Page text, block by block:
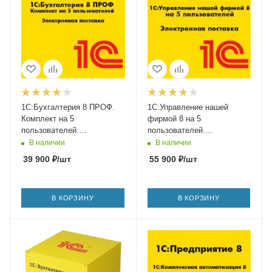
1С:Бухгалтерия 8 ПРОФ.
Комплект на 5
пользователей.
Электронная поставка
В наличии
39 900 ₽/шт
В КОРЗИНУ
1С:Управление нашей
фирмой 8 на 5
пользователей.
Электронная поставка
В наличии
55 900₽/шт
В КОРЗИНУ